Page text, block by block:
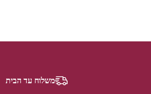
משלוח עד הבית